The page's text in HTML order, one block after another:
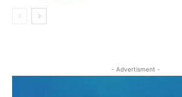
- Advertisment -